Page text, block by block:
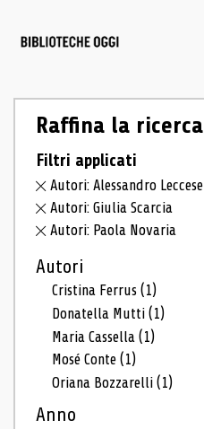
Raffina la ricerca
Filtri applicati
Autori: Alessandro Leccese
Autori: Giulia Scarcia
Autori: Paola Novaria
Autori
Cristina Ferrus(1)
Donatella Mutti(1)
Maria Cassella(1)
Mosé Conte(1)
Oriana Bozzarelli(1)
Anno